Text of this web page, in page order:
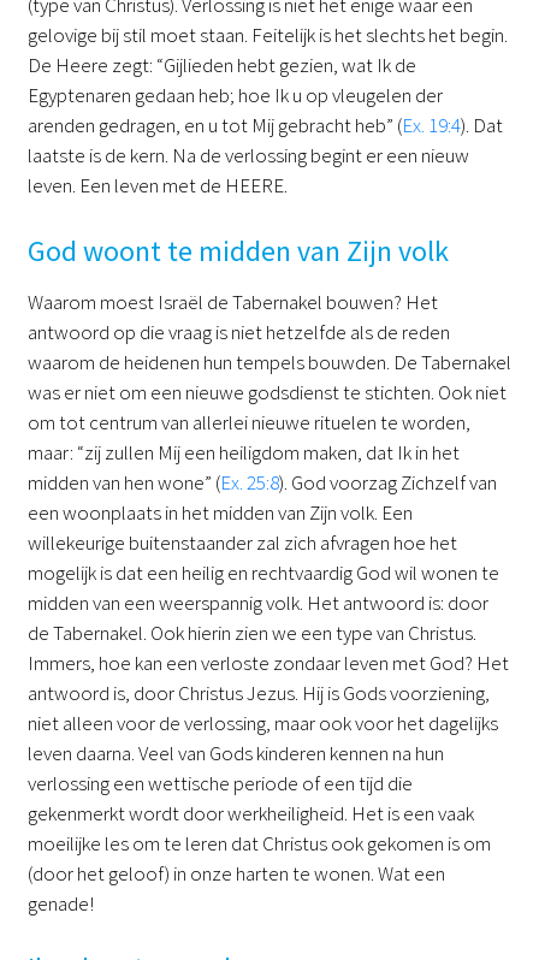
gelovige bij stil moet staan. Feitelijk is het slechts het begin.
De Heere zegt: “Gijlieden hebt gezien, wat Ik de
Egyptenaren gedaan heb; hoe Ik u op vleugelen der
arenden gedragen, en u tot Mij gebracht heb” (Ex. 19:4). Dat
laatste is de kern. Na de verlossing begint er een nieuw
leven. Een leven met de HEERE.
God woont te midden van Zijn volk
Waarom moest Israël de Tabernakel bouwen? Het
antwoord op die vraag is niet hetzelfde als de reden
waarom de heidenen hun tempels bouwden. De Tabernakel
was er niet om een nieuwe godsdienst te stichten. Ook niet
om tot centrum van allerlei nieuwe rituelen te worden,
maar: “zij zullen Mij een heiligdom maken, dat Ik in het
midden van hen wone” (Ex. 25:8). God voorzag Zichzelf van
een woonplaats in het midden van Zijn volk. Een
willekeurige buitenstaander zal zich afvragen hoe het
mogelijk is dat een heilig en rechtvaardig God wil wonen te
midden van een weerspannig volk. Het antwoord is: door
de Tabernakel. Ook hierin zien we een type van Christus.
Immers, hoe kan een verloste zondaar leven met God? Het
antwoord is, door Christus Jezus. Hij is Gods voorziening,
niet alleen voor de verlossing, maar ook voor het dagelijks
leven daarna. Veel van Gods kinderen kennen na hun
verlossing een wettische periode of een tijd die
gekenmerkt wordt door werkheiligheid. Het is een vaak
moeilijke les om te leren dat Christus ook gekomen is om
(door het geloof) in onze harten te wonen. Wat een
genade!